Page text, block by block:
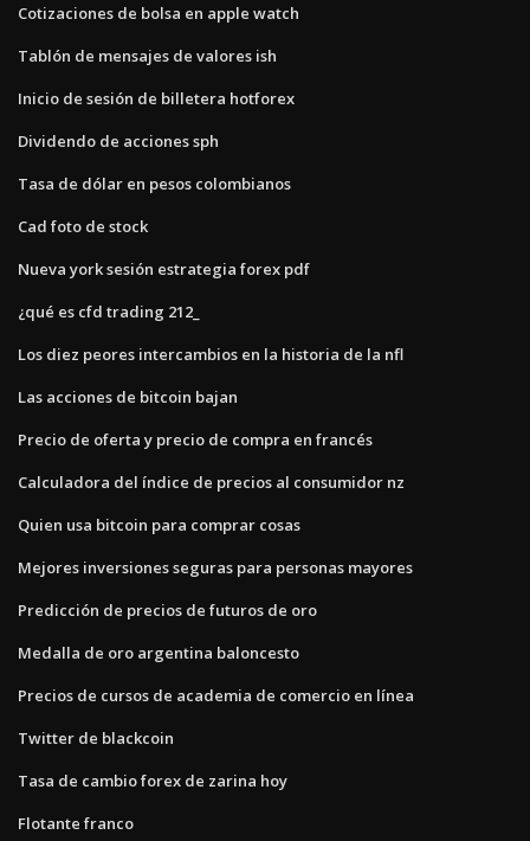
Cotizaciones de bolsa en apple watch
Tablón de mensajes de valores ish
Inicio de sesión de billetera hotforex
Dividendo de acciones sph
Tasa de dólar en pesos colombianos
Cad foto de stock
Nueva york sesión estrategia forex pdf
¿qué es cfd trading 212_
Los diez peores intercambios en la historia de la nfl
Las acciones de bitcoin bajan
Precio de oferta y precio de compra en francés
Calculadora del índice de precios al consumidor nz
Quien usa bitcoin para comprar cosas
Mejores inversiones seguras para personas mayores
Predicción de precios de futuros de oro
Medalla de oro argentina baloncesto
Precios de cursos de academia de comercio en línea
Twitter de blackcoin
Tasa de cambio forex de zarina hoy
Flotante franco